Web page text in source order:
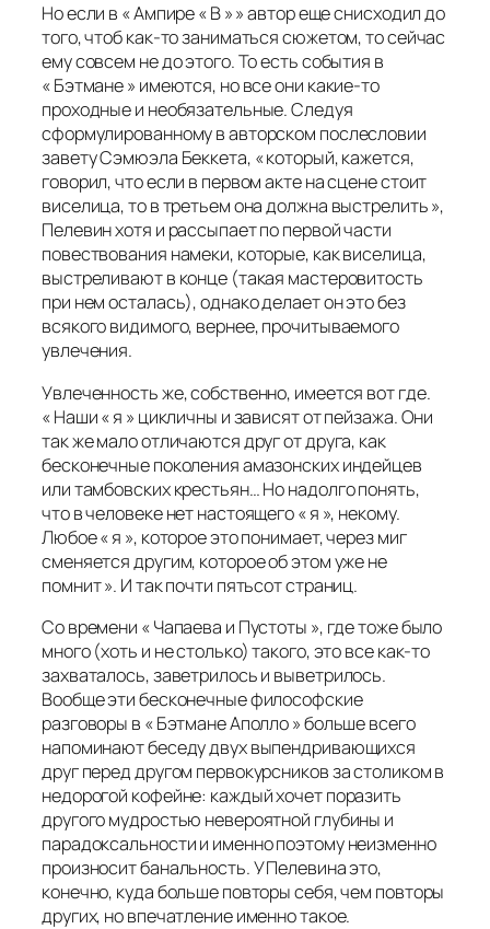
Но если в « Ампире « В » » автор еще снисходил до
того, чтоб как-то заниматься сюжетом, то сейчас
ему совсем не до этого. То есть события в
« Бэтмане » имеются, но все они какие-то
проходные и необязательные. Следуя
сформулированному в авторском послесловии
завету Сэмюэла Беккета, « который, кажется,
говорил, что если в первом акте на сцене стоит
виселица, то в третьем она должна выстрелить »,
Пелевин хотя и рассыпает по первой части
повествования намеки, которые, как виселица,
выстреливают в конце (такая мастеровитость
при нем осталась), однако делает он это без
всякого видимого, вернее, прочитываемого
увлечения.
Увлеченность же, собственно, имеется вот где.
« Наши « я » цикличны и зависят от пейзажа. Они
так же мало отличаются друг от друга, как
бесконечные поколения амазонских индейцев
или тамбовских крестьян… Но надолго понять,
что в человеке нет настоящего « я », некому.
Любое « я », которое это понимает, через миг
сменяется другим, которое об этом уже не
помнит ». И так почти пятьсот страниц.
Со времени « Чапаева и Пустоты », где тоже было
много (хоть и не столько) такого, это все как-то
захваталось, заветрилось и выветрилось.
Вообще эти бесконечные философские
разговоры в « Бэтмане Аполло » больше всего
напоминают беседу двух выпендривающихся
друг перед другом первокурсников за столиком в
недорогой кофейне: каждый хочет поразить
другого мудростью невероятной глубины и
парадоксальности и именно поэтому неизменно
произносит банальность. У Пелевина это,
конечно, куда больше повторы себя, чем повторы
других, но впечатление именно такое.